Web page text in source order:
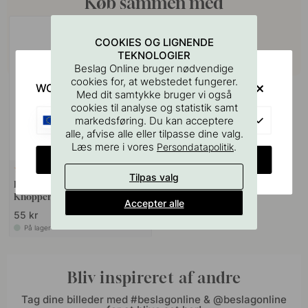
Boreskabelonen til Greb &
Knopper
55 kr
På lager
Bliv inspireret af andre
Tag dine billeder med #beslagonline & @beslagonline
COOKIES OG LIGNENDE
TEKNOLOGIER
Beslag Online bruger nødvendige
cookies for, at webstedet fungerer.
Med dit samtykke bruger vi også
cookies til analyse og statistik samt
markedsføring. Du kan acceptere
alle, afvise alle eller tilpasse dine valg.
Læs mere i vores Persondatapolitik.
Tilpas valg
Accepter alle
WOULD YOU RATHER VISIT?
EU